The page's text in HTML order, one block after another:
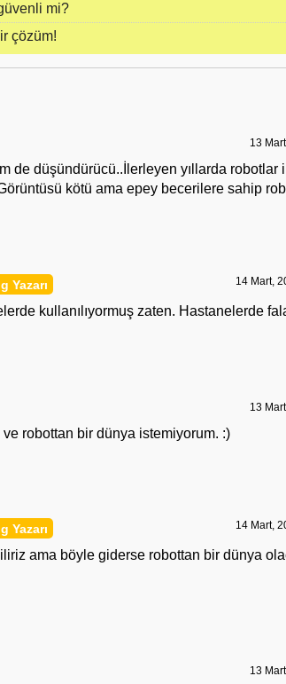
mi?
çözüm!
13
de düşündürücü..İlerleyen yıllarda robotlar
kötü ama epey becerilere sahip
14 Mart,
kullanılıyormuş zaten. Hastanelerde
13
robottan bir dünya istemiyorum. :)
14 Mart,
ama böyle giderse robottan bir dünya
13